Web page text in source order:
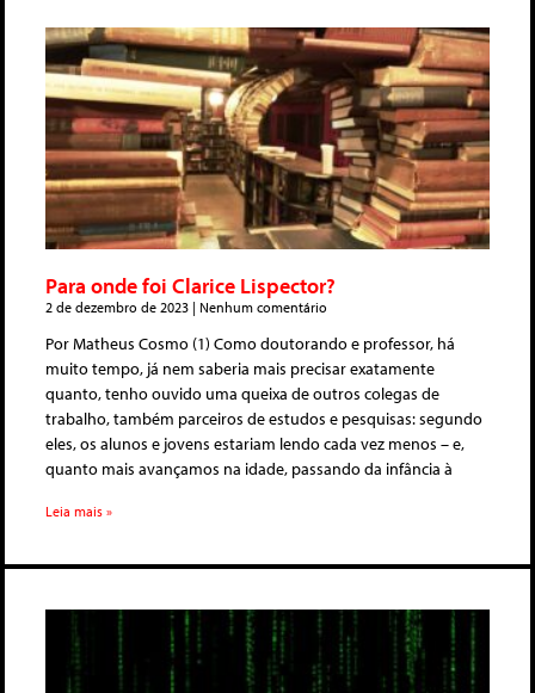
Para onde foi Clarice Lispector?
2 de dezembro de 2023 Nenhum comentário
Por Matheus Cosmo (1) Como doutorando e professor, há
muito tempo, já nem saberia mais precisar exatamente
quanto, tenho ouvido uma queixa de outros colegas de
trabalho, também parceiros de estudos e pesquisas: segundo
eles, os alunos e jovens estariam lendo cada vez menos – e,
quanto mais avançamos na idade, passando da infância à
Leia mais »